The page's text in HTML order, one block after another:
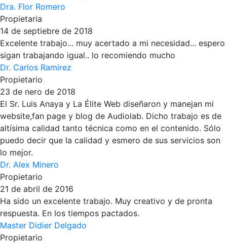
Dra. Flor Romero
Propietaria
14 de septiebre de 2018
Excelente trabajo... muy acertado a mi necesidad... espero
sigan trabajando igual.. lo recomiendo mucho
Dr. Carlos Ramirez
Propietario
23 de nero de 2018
El Sr. Luis Anaya y La Élite Web diseñaron y manejan mi
website,fan page y blog de Audiolab. Dicho trabajo es de
altísima calidad tanto técnica como en el contenido. Sólo
puedo decir que la calidad y esmero de sus servicios son
lo mejor.
Dr. Alex Minero
Propietario
21 de abril de 2016
Ha sido un excelente trabajo. Muy creativo y de pronta
respuesta. En los tiempos pactados.
Master Didier Delgado
Propietario